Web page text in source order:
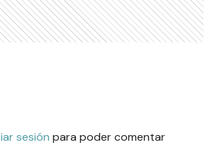
sesión para poder comentar